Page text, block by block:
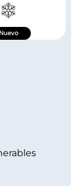
Nuevo